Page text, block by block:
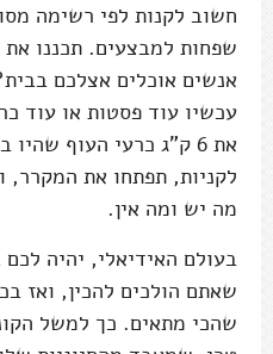
חשוב לקנות לפי רשימה
שפחות למבצעים. תכננו
אנשים אוכלים אצלכם
עכשיו עוד פסטות או עוד
את 6 ק"ג כרעי העוף
לקניות, תפתחו את המקרר,
מה יש ומה אין.
בעולם האידיאלי, יהיה
שאתם הולכים להכין, ואז
שהכי מתאים. כך למשל